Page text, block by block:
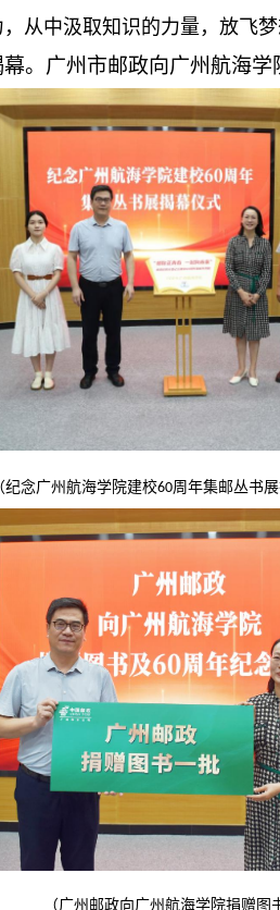
从中汲取知识的力量，放飞梦
。广州市邮政向广州航海学
纪念广州航海学院建校60周年集邮丛书展
（广州邮政向广州航海学院捐赠图